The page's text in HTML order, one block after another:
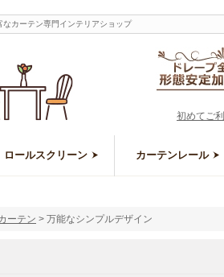
カーテン専門インテリアショップ
初めてご
ロールスクリーン カーテンレール
ーテン 万能なシンプルデザイン